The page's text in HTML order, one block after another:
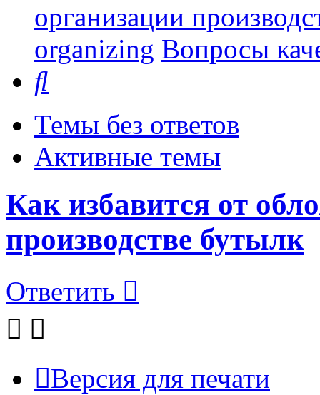
организации
organizing Вопросы
Темы без ответов
Активные темы
Как избавится от
производстве бутылк
Ответить
Версия для печати